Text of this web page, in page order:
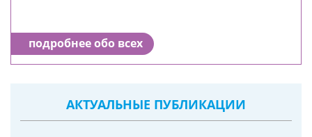
подробнее обо всех
АКТУАЛЬНЫЕ ПУБЛИКАЦИИ